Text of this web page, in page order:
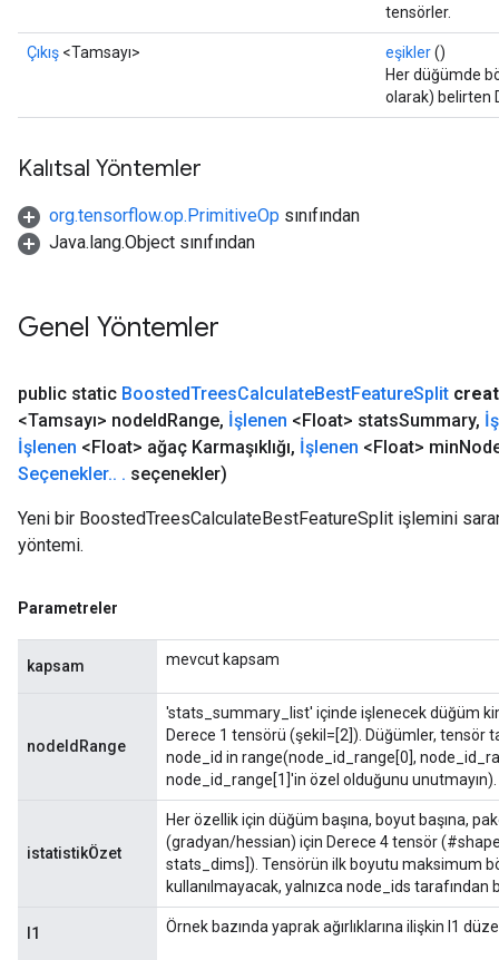
tensörler.
Çıkış <Tamsayı> eşikler()
Her düğümde
olarak) belirten
Kalıtsal Yöntemler
org.tensorflow.op.PrimitiveOp sınıfından
Java.lang.Object sınıfından
Genel Yöntemler
public static BoostedTreesCalculateBestFeatureSplit
<Tamsayı> nodeIdRange, İşlenen <Float> statsSummary,
İşlenen <Float> ağaç Karmaşıklığı, İşlenen <Float> min
Seçenekler.. . seçenekler)
Yeni bir BoostedTreesCalculateBestFeatureSplit işlemini
yöntemi.
Parametreler
kapsam mevcut kapsam
nodeIdRange
'stats_summary_list' içinde işlenecek düğüm
Derece 1 tensörü (şekil=[2]). Düğümler, tensör
node_id in range(node_id_range[0],
node_id_range[1]'in özel olduğunu unutmayın).
istatistikÖzet
Her özellik için düğüm başına, boyut başına,
(gradyan/hessian) için Derece 4 tensör
stats_dims]). Tensörün ilk boyutu maksimum
kullanılmayacak, yalnızca node_ids tarafından
l1 Örnek bazında yaprak ağırlıklarına ilişkin l1